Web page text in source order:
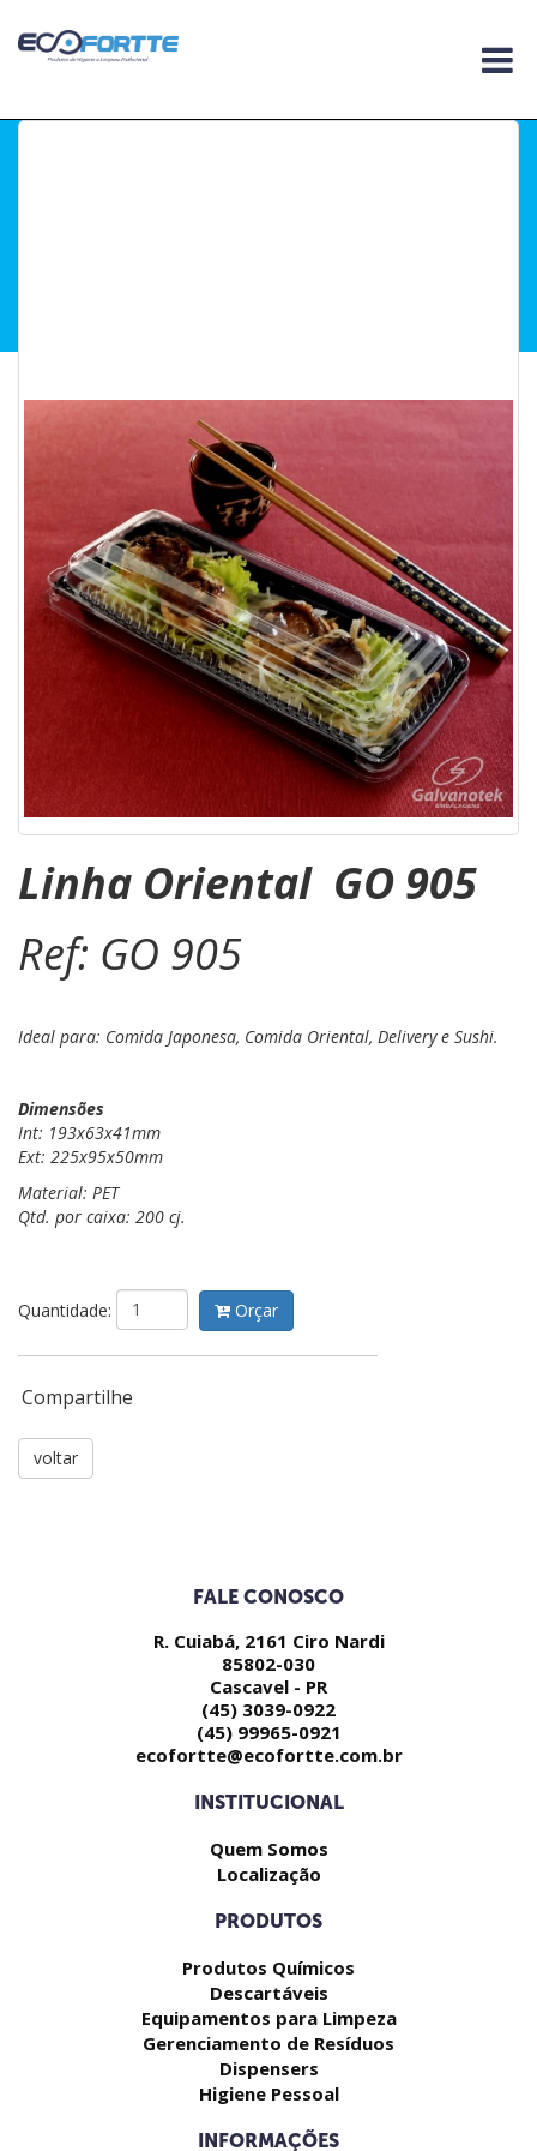
Linha Oriental GO 905
Ref: GO 905
Ideal para: Comida Japonesa, Comida Oriental, Delivery e Sushi.
Dimensões
Int: 193x63x41mm
Ext: 225x95x50mm
Material: PET
Qtd. por caixa: 200 cj.
Quantidade: Orçar
Compartilhe
voltar
FALE CONOSCO
R. Cuiabá, 2161 Ciro Nardi
85802-030
Cascavel - PR
(45) 3039-0922
(45) 99965-0921
ecofortte@ecofortte.com.br
INSTITUCIONAL
Quem Somos
Localização
PRODUTOS
Produtos Químicos
Descartáveis
Equipamentos para Limpeza
Gerenciamento de Resíduos
Dispensers
Higiene Pessoal
INFORMAÇÕES